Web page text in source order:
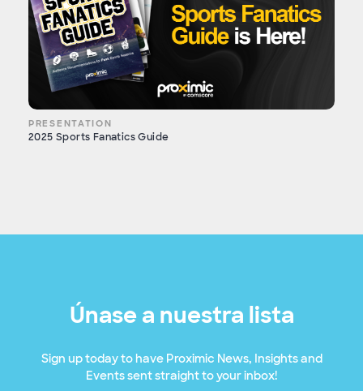
PRESENTATION
2025 Sports Fanatics Guide
Únase a nuestra lista
Sign up today to have Proximic News, Insights and
Events sent straight to your inbox!